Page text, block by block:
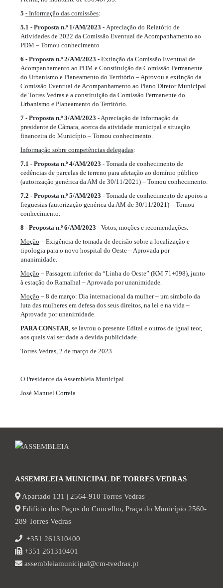
5 - Informação das comissões:
5.1 - Proposta n.º 1/AM/2023 - Apreciação do Relatório de
Atividades de 2022 da Comissão Eventual de Acompanhamento ao
PDM – Tomou conhecimento
6 - Proposta n.º 2/AM/2023 - Extinção da Comissão Eventual de
Acompanhamento ao PDM e Constituição da Comissão Permanente
do Urbanismo e Planeamento do Território – Aprovou a extinção da
Comissão Eventual de Acompanhamento ao Plano Diretor Municipal
de Torres Vedras e a constituição da Comissão Permanente do
Urbanismo e Planeamento do Território.
7 - Proposta n.º 3/AM/2023 - Apreciação de informação da
presidente de Câmara, acerca da atividade municipal e situação
financeira do Município – Tomou conhecimento.
Informação sobre competências delegadas:
7.1 - Proposta n.º 4/AM/2023 - Tomada de conhecimento de
cedências de parcelas de terreno para afetação ao domínio público
(autorização genérica da AM de 30/11/2021) – Tomou conhecimento.
7.2 - Proposta n.º 5/AM/2023 - Tomada de conhecimento de apoios a
freguesias (autorização genérica da AM de 30/11/2021) – Tomou
conhecimento.
8 - Proposta n.º 6/AM/2023 - Votos, moções e recomendações.
Moção – Exigência de tomada de decisão sobre a localização e
tipologia para o novo hospital do Oeste – Aprovada por
unanimidade.
Moção – Passagem inferior da “Linha do Oeste” (KM 71+098), junto
à estação do Ramalhal – Aprovada por unanimidade.
Moção – 8 de março: Dia internacional da mulher – um símbolo da
luta das mulheres em defesa dos seus direitos, na lei e na vida –
Aprovada por unanimidade.
PARA CONSTAR , se lavrou o presente Edital e outros de igual teor,
aos quais vai ser dada a devida publicidade.
Torres Vedras, 2 de março de 2023
O Presidente da Assembleia Municipal
José Manuel Correia
ASSEMBLEIA MUNICIPAL DE TORRES VEDRAS
Apartado 131 | 2564-910 Torres Vedras
Edifício dos Paços do Concelho, Praça do Município 2560-
289 Torres Vedras
+351 261310400
+351 261310401
assembleiamunicipal@cm-tvedras.pt